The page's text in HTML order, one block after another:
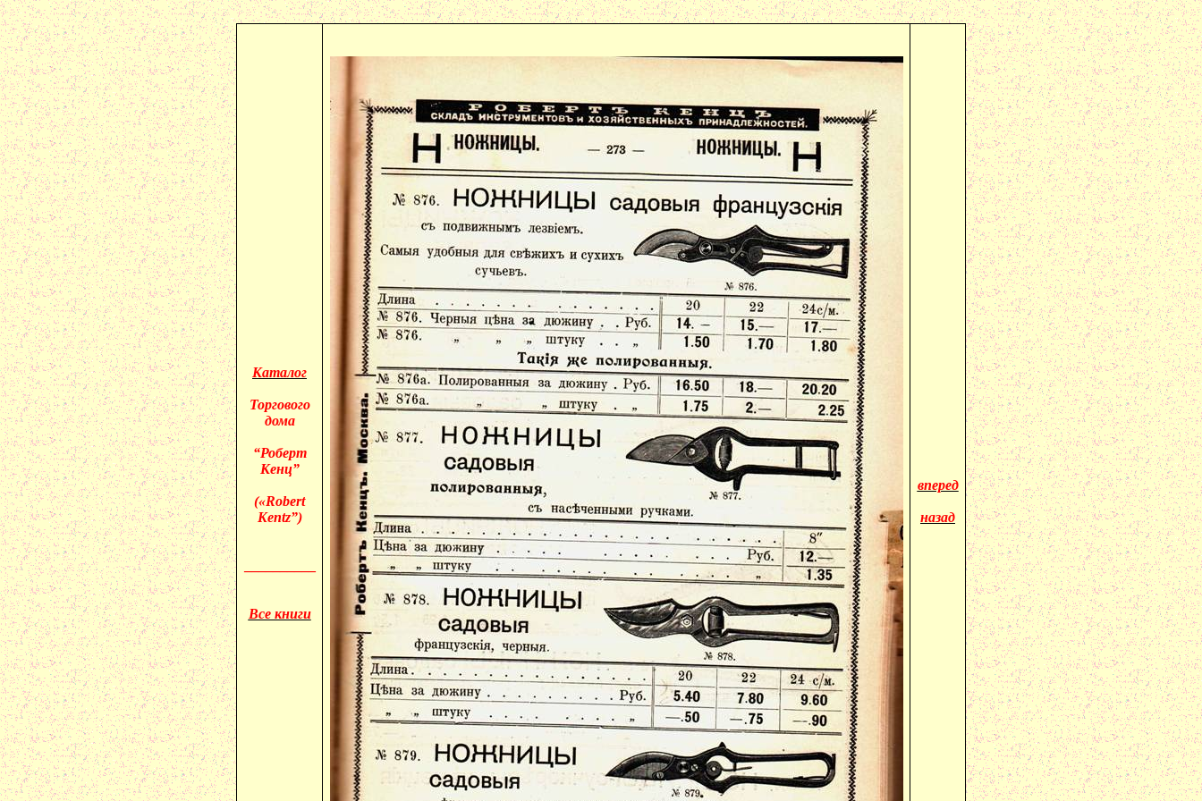
Каталог
Торгового
дома
“Роберт
Кенц”
(«Robert
Kentz”)
Все книги
вперед
назад